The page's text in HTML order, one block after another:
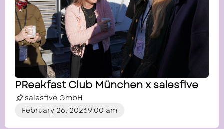
PReakfast Club München x salesfive
salesfive GmbH
February 26, 20269:00 am